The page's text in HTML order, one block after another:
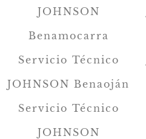
JOHNSON
Benamocarra
Servicio Técnico
JOHNSON Benaoján
Servicio Técnico
JOHNSON